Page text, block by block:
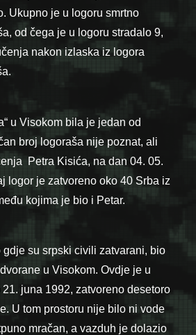
Ukupno je u logoru smrtno
od čega je u logoru stradalo 9,
nakon izlaska iz logora
u Visokom bila je jedan od
broj logoraša nije poznat, ali
Petra Kisića, na dan 04. 05.
logor je zatvoreno oko 40 Srba iz
kojima je bio i Petar.
gdje su srpski civili zatvarani, bio
u Visokom. Ovdje je u
juna 1992, zatvoreno desetoro
U tom prostoru nije bilo ni vode
mračan, a vazduh je dolazio